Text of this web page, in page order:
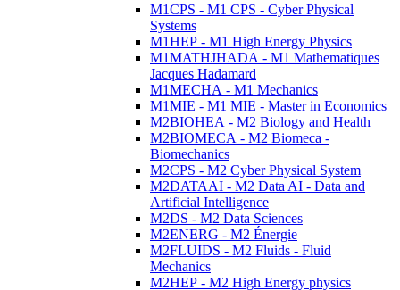
M1CPS - M1 CPS - Cyber Physical
Systems
M1HEP - M1 High Energy Physics
M1MATHJHADA - M1 Mathematiques
Jacques Hadamard
M1MECHA - M1 Mechanics
M1MIE - M1 MIE - Master in Economics
M2BIOHEA - M2 Biology and Health
M2BIOMECA - M2 Biomeca -
Biomechanics
M2CPS - M2 Cyber Physical System
M2DATAAI - M2 Data AI - Data and
Artificial Intelligence
M2DS - M2 Data Sciences
M2ENERG - M2 Énergie
M2FLUIDS - M2 Fluids - Fluid
Mechanics
M2HEP - M2 High Energy physics